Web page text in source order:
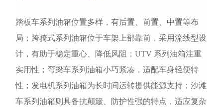
踏板车系列油箱位置多样，有后置、前置、中置等布
局；跨骑式系列油箱位于车架上部靠前，采用流线型设
计，有助于稳定重心、降低风阻；UTV 系列油箱注重
实用性；弯梁车系列油箱小巧紧凑，适配车身轻便特
性；发电机系列油箱为长时间运转提供能源支持；沙滩
车系列油箱则具备抗颠簸、防护性强的特点，适应复杂